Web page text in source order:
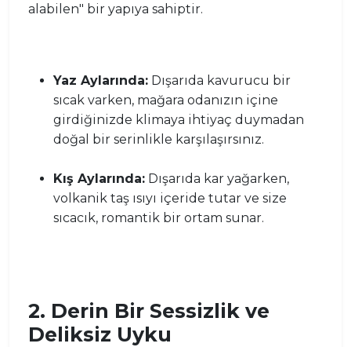
alabilen" bir yapıya sahiptir.
Yaz Aylarında: Dışarıda kavurucu bir
sıcak varken, mağara odanızın içine
girdiğinizde klimaya ihtiyaç duymadan
doğal bir serinlikle karşılaşırsınız.
Kış Aylarında: Dışarıda kar yağarken,
volkanik taş ısıyı içeride tutar ve size
sıcacık, romantik bir ortam sunar.
2. Derin Bir Sessizlik ve
Deliksiz Uyku